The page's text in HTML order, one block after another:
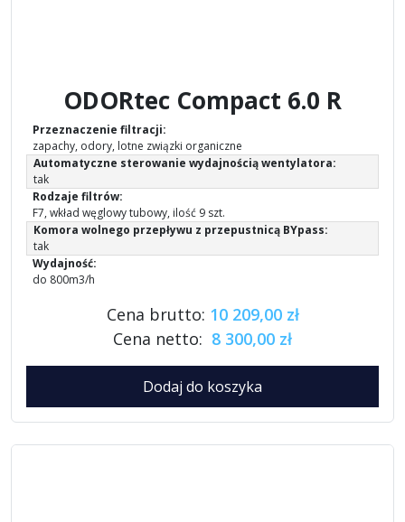
ODORtec Compact 6.0 R
Przeznaczenie filtracji:
zapachy, odory, lotne związki organiczne
Automatyczne sterowanie wydajnością wentylatora:
tak
Rodzaje filtrów:
F7, wkład węglowy tubowy, ilość 9 szt.
Komora wolnego przepływu z przepustnicą BYpass:
tak
Wydajność:
do 800m3/h
Cena brutto: 10 209,00 zł
Cena netto: 8 300,00 zł
Dodaj do koszyka